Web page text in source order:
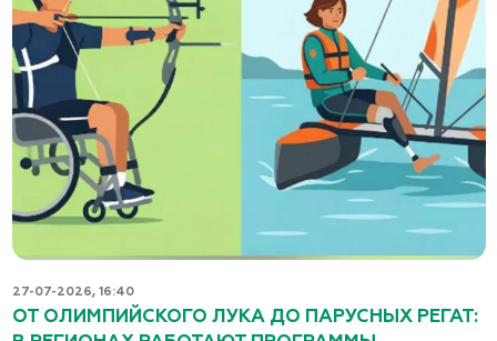
27-07-2026, 16:40
ОТ ОЛИМПИЙСКОГО ЛУКА ДО ПАРУСНЫХ РЕГАТ: